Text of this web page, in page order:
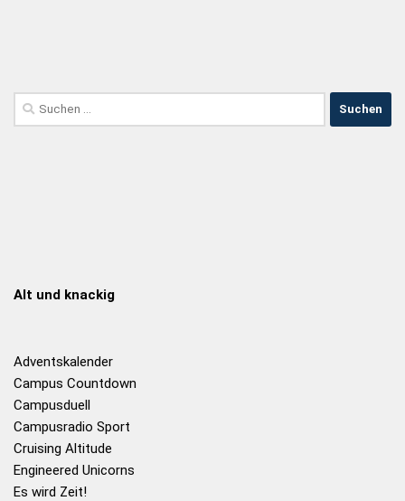
Alt und knackig
Adventskalender
Campus Countdown
Campusduell
Campusradio Sport
Cruising Altitude
Engineered Unicorns
Es wird Zeit!